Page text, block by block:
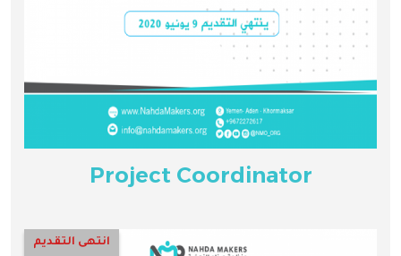
Project Coordinator
انتهى التقديم